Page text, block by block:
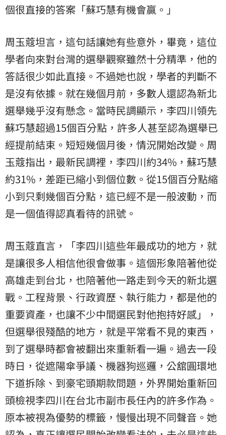
個很直接的答案「蘇巧慧有機會贏。」
周玉蔻坦言，這句話讓她有些意外，畢竟，這位
學者向來對台灣的選舉觀察雖然十分精準，他的
答話很少如此直接。不過她也說，學者的判斷不
是沒有依據。就在幾個月前，多數人還認為新北
選舉幾乎沒有懸念。當時民調顯示，李四川領先
蘇巧慧超過15個百分點，許多人甚至認為選舉已
經提前結束。短短幾個月後，情況開始改變。周
玉蔻指出，最新民調裡，李四川約34%，蘇巧慧
約31%，差距已縮小到個位數。從15個百分點縮
小到只剩幾個百分點，這已經不是一般波動，而
是一個值得認真看待的訊號。
周玉蔻直言，「李四川這些年最成功的地方，就
是讓很多人相信他很會做事。這個形象陪著他從
高雄走到台北，也陪著他一路走到今天的新北選
戰。工程背景、行政資歷、執行能力，都是他的
重要資產，也讓不少中間選民對他抱持好感」，
但選舉很殘酷的地方，就是平常看不見的東西，
到了選舉時都會被翻出來重新看一遍。過去一段
時日，從遮陽傘爭議、機器狗巡邏，公舘圓環地
下道拆除、到豪宅頭期款問題，外界開始重新回
頭檢視李四川在台北市副市長任內的許多作為。
原本被視為優勢的標籤，慢慢出現不同聲音。她